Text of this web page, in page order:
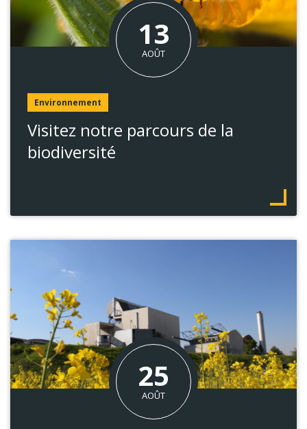
Environnement
Visitez notre parcours de la
biodiversité
Le
13
AOÛT
Le
25
AOÛT